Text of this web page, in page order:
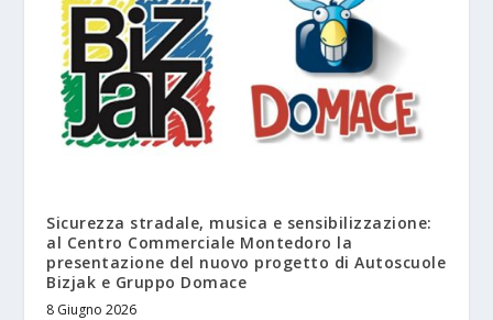
Sicurezza stradale, musica e sensibilizzazione:
al Centro Commerciale Montedoro la
presentazione del nuovo progetto di Autoscuole
Bizjak e Gruppo Domace
8 Giugno 2026